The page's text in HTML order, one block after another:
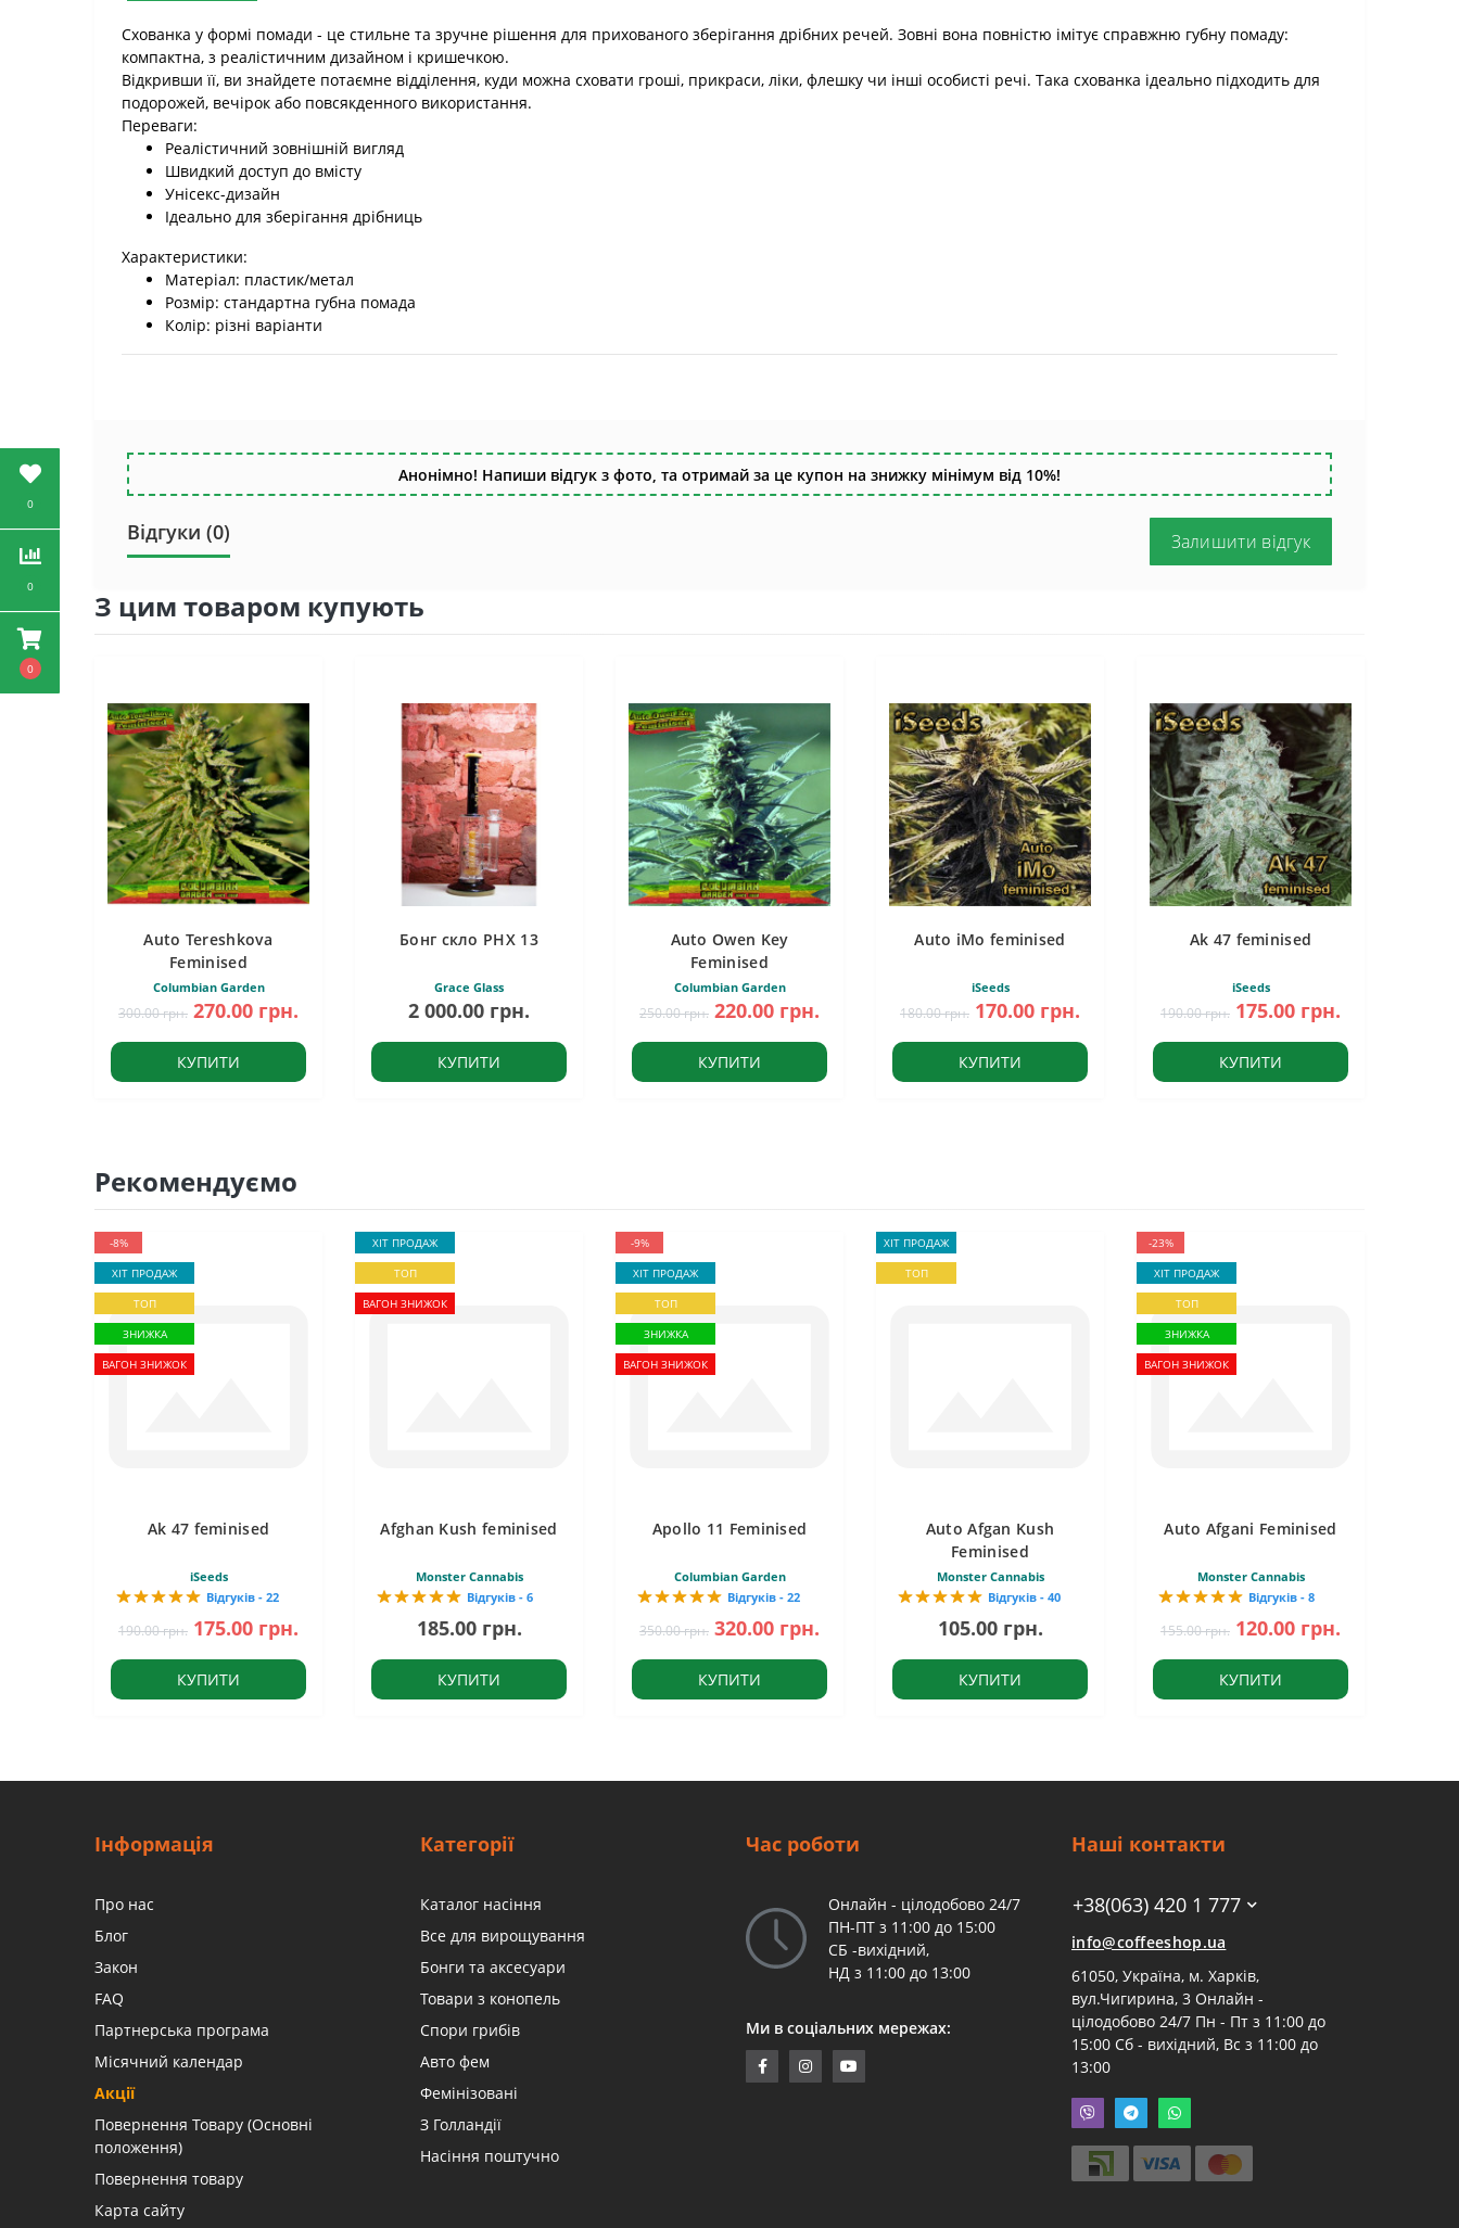
0
0
0
Схованка у формі помади - це стильне та зручне рішення для прихованого зберігання дрібних речей. Зовні вона повністю імітує справжню губну помаду:
компактна, з реалістичним дизайном і кришечкою.
Відкривши її, ви знайдете потаємне відділення, куди можна сховати гроші, прикраси, ліки, флешку чи інші особисті речі. Така схованка ідеально підходить для
подорожей, вечірок або повсякденного використання.
Переваги:
Реалістичний зовнішній вигляд
Швидкий доступ до вмісту
Унісекс-дизайн
Ідеально для зберігання дрібниць
Характеристики:
Матеріал: пластик/метал
Розмір: стандартна губна помада
Колір: різні варіанти
Анонімно! Напиши відгук з фото, та отримай за це купон на знижку мінімум від 10%!
Відгуки (0) Залишити відгук
З цим товаром купують
Auto Tereshkova
Feminised
Columbian Garden
300.00 грн. 270.00 грн.
КУПИТИ
Бонг скло PHX 13
Grace Glass
2 000.00 грн.
КУПИТИ
Auto Owen Key
Feminised
Columbian Garden
250.00 грн. 220.00 грн.
КУПИТИ
Auto iMo feminised
iSeeds
180.00 грн. 170.00 грн.
КУПИТИ
Ak 47 feminised
iSeeds
190.00 грн. 175.00 грн.
КУПИТИ
Рекомендуємо
-8%
ХІТ ПРОДАЖ
ТОП
ЗНИЖКА
ВАГОН ЗНИЖОК
Ak 47 feminised
iSeeds
Відгуків - 22
190.00 грн. 175.00 грн.
КУПИТИ
ХІТ ПРОДАЖ
ТОП
ВАГОН ЗНИЖОК
Afghan Kush feminised
Monster Cannabis
Відгуків - 6
185.00 грн.
КУПИТИ
-9%
ХІТ ПРОДАЖ
ТОП
ЗНИЖКА
ВАГОН ЗНИЖОК
Apollo 11 Feminised
Columbian Garden
Відгуків - 22
350.00 грн. 320.00 грн.
КУПИТИ
ХІТ ПРОДАЖ
ТОП
Auto Afgan Kush
Feminised
Monster Cannabis
Відгуків - 40
105.00 грн.
КУПИТИ
-23%
ХІТ ПРОДАЖ
ТОП
ЗНИЖКА
ВАГОН ЗНИЖОК
Auto Afgani Feminised
Monster Cannabis
Відгуків - 8
155.00 грн. 120.00 грн.
КУПИТИ
Інформація
Про нас
Блог
Закон
FAQ
Партнерська програма
Місячний календар
Акції
Повернення Товару (Основні
положення)
Повернення товару
Карта сайту
Категорії
Каталог насіння
Все для вирощування
Бонги та аксесуари
Товари з конопель
Спори грибів
Авто фем
Фемінізовані
З Голландії
Насіння поштучно
Час роботи
Онлайн - цілодобово 24/7
ПН-ПТ з 11:00 до 15:00
СБ -вихідний,
НД з 11:00 до 13:00
Ми в соціальних мережах:
Наші контакти
+38(063) 420 1 777
info@coffeeshop.ua
61050, Україна, м. Харків,
вул.Чигирина, 3 Онлайн -
цілодобово 24/7 Пн - Пт з 11:00 до
15:00 Сб - вихідний, Вс з 11:00 до
13:00